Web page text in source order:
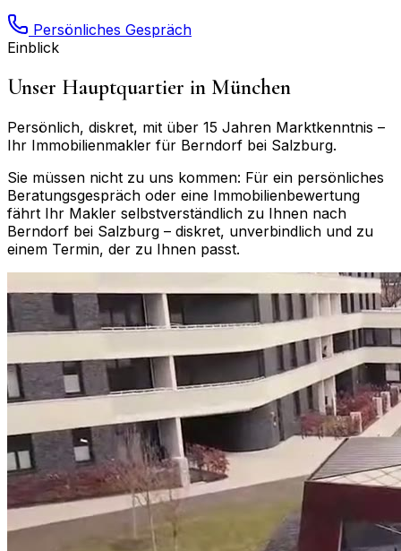
Persönliches Gespräch
Einblick
Unser Hauptquartier in München
Persönlich, diskret, mit über 15 Jahren Marktkenntnis –
Ihr Immobilienmakler für Berndorf bei Salzburg.
Sie müssen nicht zu uns kommen: Für ein persönliches
Beratungsgespräch oder eine Immobilienbewertung
fährt Ihr Makler selbstverständlich zu Ihnen nach
Berndorf bei Salzburg – diskret, unverbindlich und zu
einem Termin, der zu Ihnen passt.